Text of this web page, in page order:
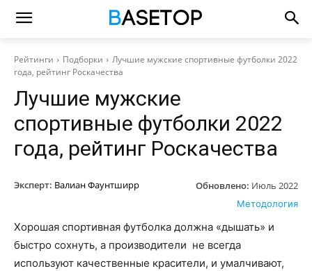
Рейтинги Подборки
Лучшие мужские спортивные футболки 2022
года, рейтинг Роскачества
Лучшие мужские
спортивные футболки 2022
года, рейтинг Роскачества
Эксперт: Валиан Фаунтширр Обновлено: Июль 2022
Методология
Хорошая спортивная футболка должна «дышать» и
быстро сохнуть, а производители не всегда
используют качественные красители, и умалчивают,